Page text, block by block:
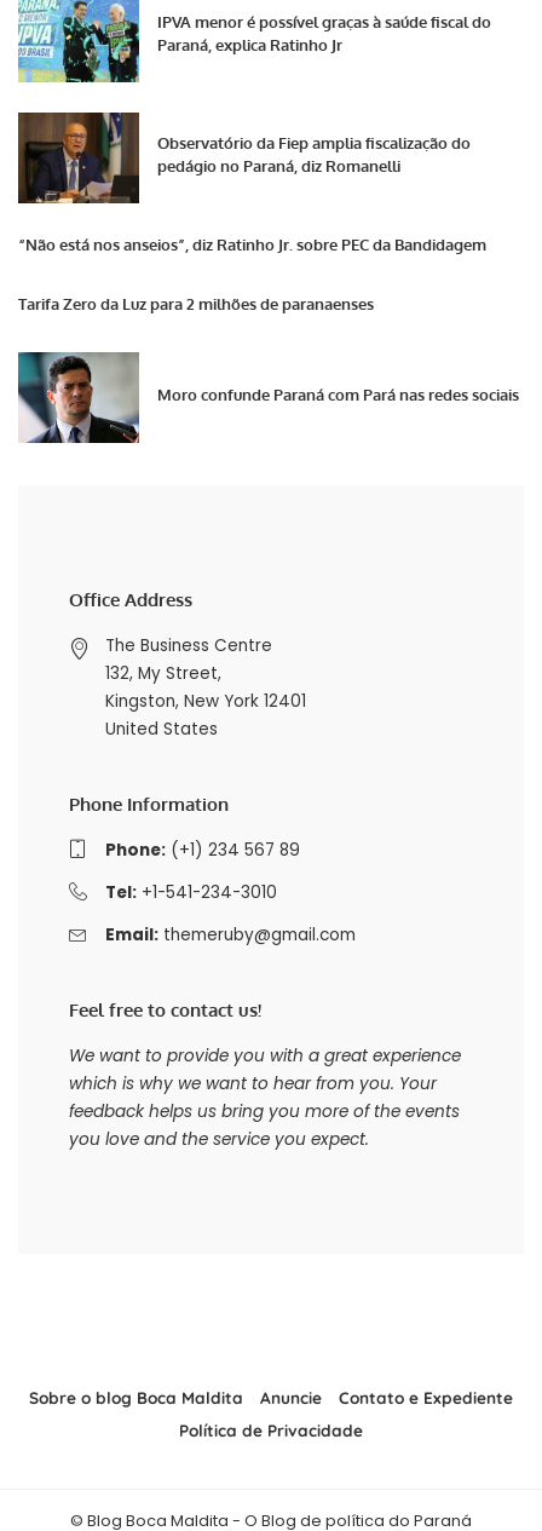
IPVA menor é possível graças à saúde fiscal do
Paraná, explica Ratinho Jr
Observatório da Fiep amplia fiscalização do
pedágio no Paraná, diz Romanelli
“Não está nos anseios”, diz Ratinho Jr. sobre PEC da Bandidagem
Tarifa Zero da Luz para 2 milhões de paranaenses
Moro confunde Paraná com Pará nas redes sociais
Office Address
The Business Centre
132, My Street,
Kingston, New York 12401
United States
Phone Information
Phone:(+1) 234 567 89
Tel:+1-541-234-3010
Email: themeruby@gmail.com
Feel free to contact us!
We want to provide you with a great experience
which is why we want to hear from you. Your
feedback helps us bring you more of the events
you love and the service you expect.
Sobre o blog Boca Maldita Anuncie
Contato e Expediente
Política de Privacidade
© Blog Boca Maldita - O Blog de política do Paraná